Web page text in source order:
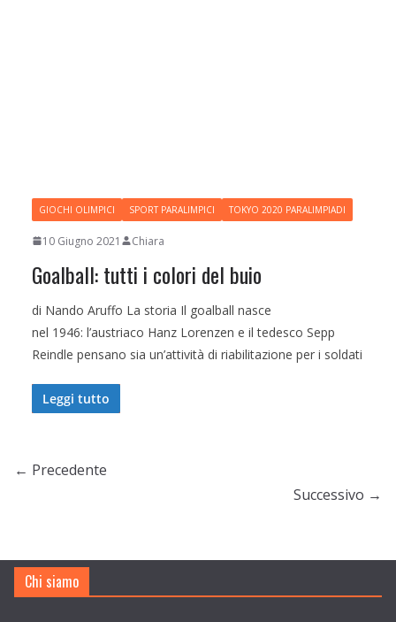
GIOCHI OLIMPICI SPORT PARALIMPICI TOKYO 2020 PARALIMPIADI
10 Giugno 2021 Chiara
Goalball: tutti i colori del buio
di Nando Aruffo La storia Il goalball nasce
nel 1946: l’austriaco Hanz Lorenzen e il tedesco Sepp
Reindle pensano sia un’attività di riabilitazione per i soldati
Leggi tutto
← Precedente
Successivo →
Chi siamo